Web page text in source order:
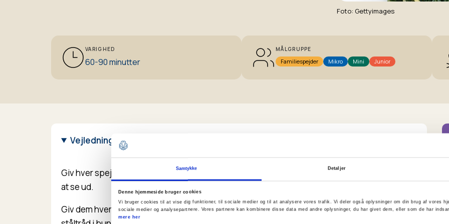
Samtykke Detaljer
Denne hjemmeside bruger cookies
Vi bruger cookies til at vise dig funktioner, til sociale medier og til at analysere vores trafik. Vi deler også oplysninger om din brug af vores
sociale medier og analysepartnere. Vores partnere kan kombinere disse data med andre oplysninger, du har givet dem, eller som de har
mere her
Foto Gettyimages
VARIGHED
60-90 minutter
MÅLGRUPPE
Familiespejder Mikro Mini Junior
Vejledning
Giv hver spejder en klump ler og lad dem forme den, som de vil have deres juledekoration til
at se ud.
Giv dem hvert et lys og sæt det fast - lav evt. noget slikler at sætte det fast med, eller sæt